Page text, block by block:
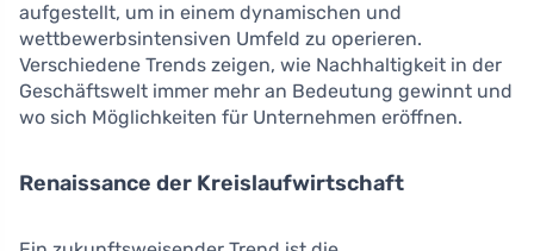
aufgestellt, um in einem dynamischen und
wettbewerbsintensiven Umfeld zu operieren.
Verschiedene Trends zeigen, wie Nachhaltigkeit in der
Geschäftswelt immer mehr an Bedeutung gewinnt und
wo sich Möglichkeiten für Unternehmen eröffnen.
Renaissance der Kreislaufwirtschaft